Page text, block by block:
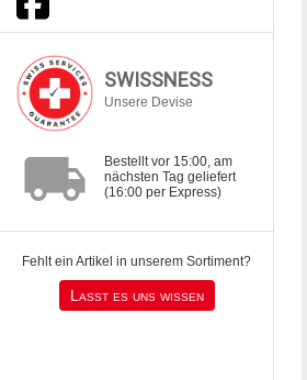
SWISSNESS
Unsere Devise
local_shipping
Bestellt vor 15:00, am
nächsten Tag geliefert
(16:00 per Express)
Fehlt ein Artikel in unserem Sortiment?
Lasst es uns wissen